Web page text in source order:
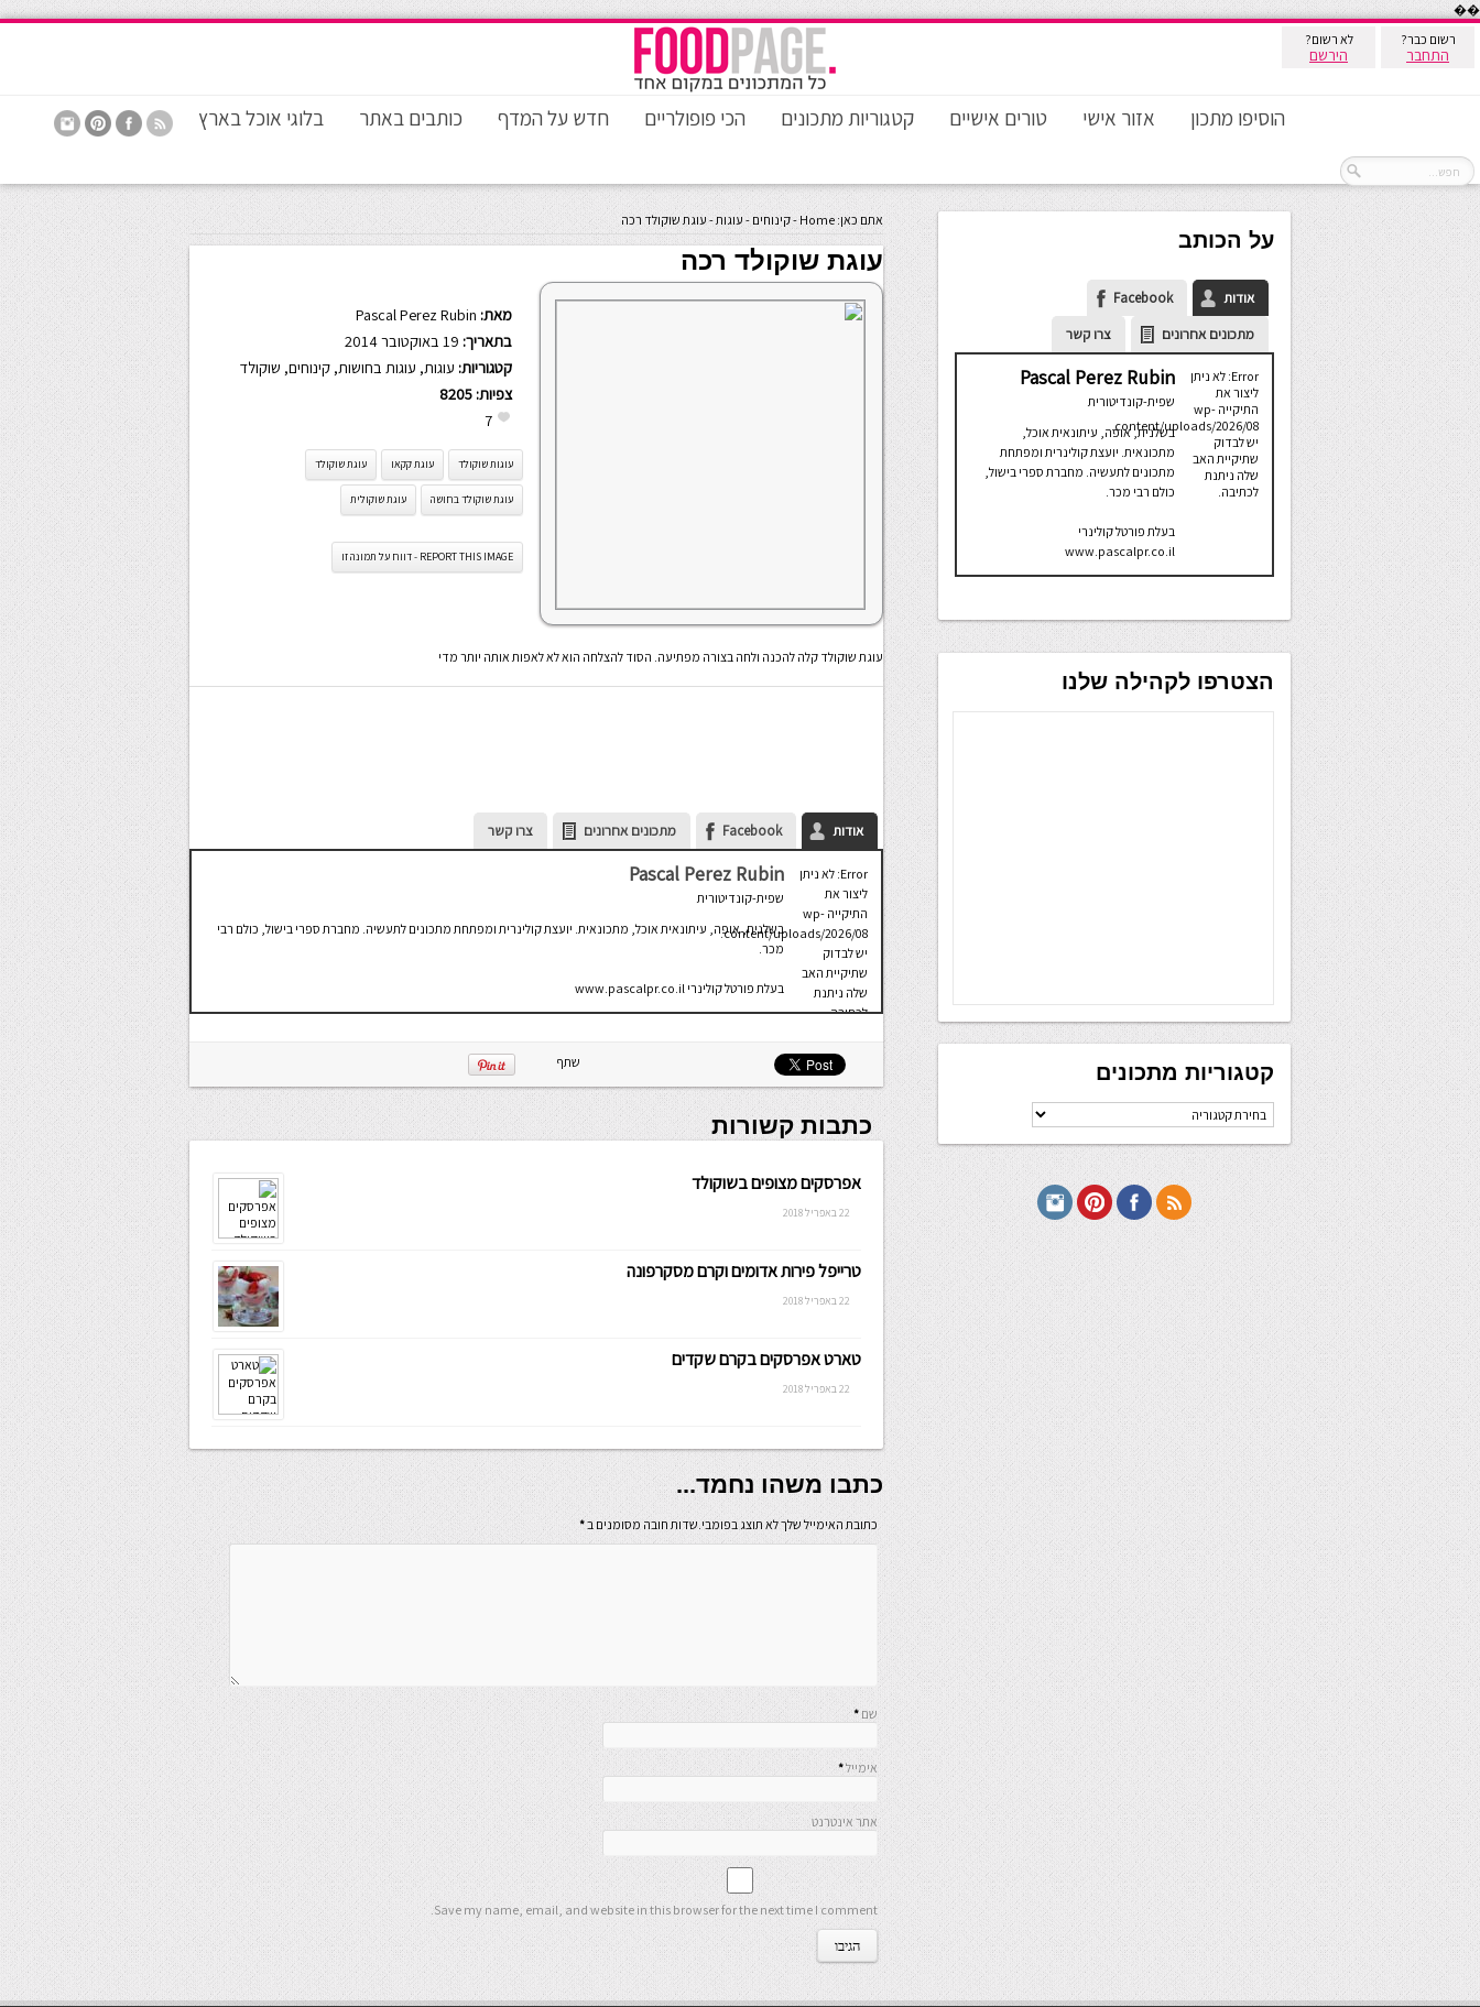
��
רשום כבר?
התחבר
לא רשום?
הירשם
הוסיפו מתכון אזור אישי טורים אישיים קטגוריות מתכונים הכי פופולריים חדש על המדף כותבים באתר בלוגי אוכל בארץ
אתם כאן: Home
-קינוחים - עוגות- עוגת שוקולד רכה
עוגת שוקולד רכה
מאת: Pascal Perez Rubin
בתאריך:
קטגוריות: עוגות, עוגות בחושות, קינוחים, שוקולד
צפיות: 8205
7
עוגות שוקולד עוגת קקאו עוגת שוקולד
עוגת שוקולד בחושה עוגת שוקולית
REPORT THIS IMAGE - דווח על תמונה זו
עוגת שוקולד קלה להכנה ולחה בצורה מפתיעה. הסוד להצלחה הוא לא לאפות אותה יותר מדי
אודות Facebook מתכונים אחרונים צרו קשר
Error: לא ניתן
ליצור את
התיקייה wp-
content/uploads/2026/08.
יש לבדוק
שתיקיית האב
שלה ניתנת
לכתיבה.
Pascal Perez Rubin
שפית-קונדיטורית
בשלנית, אופה, עיתונאית אוכל, מתכונאית. יועצת קולינרית ומפתחת מתכונים לתעשיה. מחברת ספרי בישול, כולם רבי
מכר.
בעלת פורטל קולינרי www.pascalpr.co.il
שתף
כתבות קשורות
אפרסקים מצופים בשוקולד
22 באפריל 2018
טרייפל פירות אדומים וקרם מסקרפונה
22 באפריל 2018
טארט אפרסקים בקרם שקדים
22 באפריל 2018
כתבו משהו נחמד...
כתובת האימייל שלך לא תוצג בפומבי.שדות חובה מסומנים ב*
שם *
אימייל*
אתר אינטרנט
Save my name, email, and website in this browser for the next time I comment.
על הכותב
אודות
Facebook
מתכונים אחרונים
צרו קשר
Error: לא ניתן
ליצור את
התיקייה wp-
content/uploads/2026/08.
יש לבדוק
שתיקיית האב
שלה ניתנת
לכתיבה.
Pascal Perez Rubin
שפית-קונדיטורית
בשלנית, אופה, עיתונאית אוכל,
מתכונאית. יועצת קולינרית ומפתחת
מתכונים לתעשיה. מחברת ספרי בישול,
כולם רבי מכר.
בעלת פורטל קולינרי
www.pascalpr.co.il
הצטרפו לקהילה שלנו
קטגוריות מתכונים
קטגוריות
מתכונים